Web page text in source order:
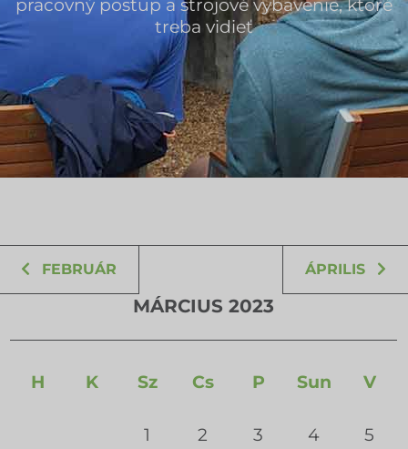
pracovný postup a strojové vybavenie, ktoré
treba vidieť
FEBRUÁR ÁPRILIS
MÁRCIUS 2023
H K Sz Cs P Sun V
1 2 3 4 5